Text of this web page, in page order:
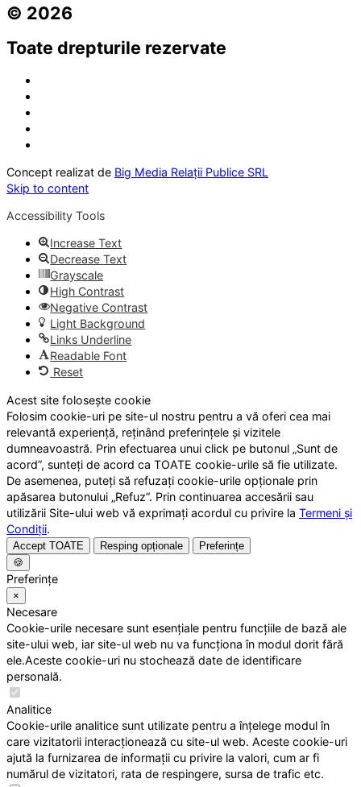
© 2026
Toate drepturile rezervate
Concept realizat de Big Media Relații Publice SRL
Skip to content
Accessibility Tools
Increase Text
Decrease Text
Grayscale
High Contrast
Negative Contrast
Light Background
Links Underline
Readable Font
Reset
Acest site folosește cookie
Folosim cookie-uri pe site-ul nostru pentru a vă oferi cea mai
relevantă experiență, reținând preferințele și vizitele
dumneavoastră. Prin efectuarea unui click pe butonul „Sunt de
acord”, sunteți de acord ca TOATE cookie-urile să fie utilizate.
De asemenea, puteți să refuzați cookie-urile opționale prin
apăsarea butonului „Refuz”. Prin continuarea accesării sau
utilizării Site-ului web vă exprimați acordul cu privire la Termeni și
Condiții.
Accept TOATE Resping opționale
Preferințe
🍪
Preferințe
×
Necesare
Cookie-urile necesare sunt esențiale pentru funcțiile de bază ale
site-ului web, iar site-ul web nu va funcționa în modul dorit fără
ele.Aceste cookie-uri nu stochează date de identificare
personală.
Analitice
Cookie-urile analitice sunt utilizate pentru a înțelege modul în
care vizitatorii interacționează cu site-ul web. Aceste cookie-uri
ajută la furnizarea de informații cu privire la valori, cum ar fi
numărul de vizitatori, rata de respingere, sursa de trafic etc.